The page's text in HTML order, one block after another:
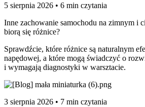
5 sierpnia 2026 • 6 min czytania
Inne zachowanie samochodu na zimnym i
biorą się różnice?
Sprawdźcie, które różnice są naturalnym
napędowej, a które mogą świadczyć o
i wymagają diagnostyki w warsztacie.
3 sierpnia 2026 • 7 min czytania